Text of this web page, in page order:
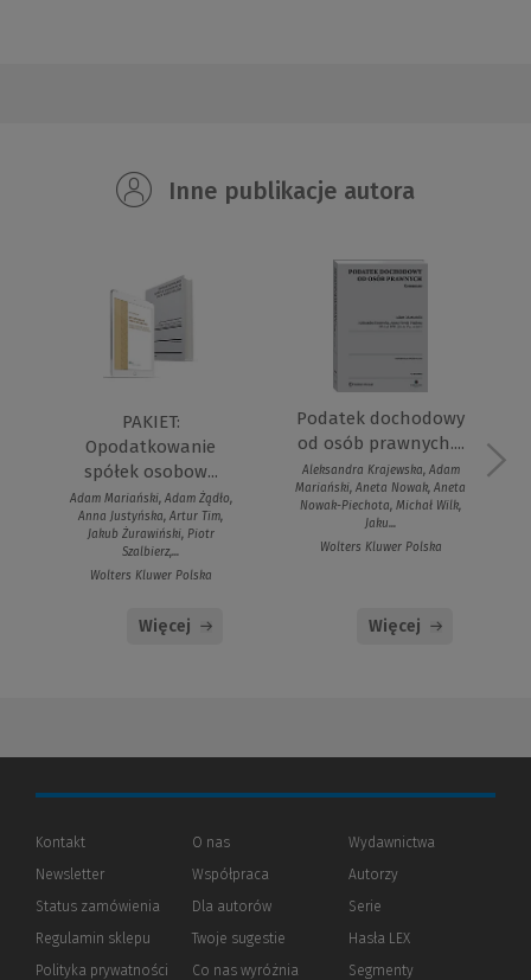
Inne publikacje autora
PAKIET:
Opodatkowanie
spółek osobow...
Adam Mariański, Adam Żądło,
Anna Justyńska, Artur Tim,
Jakub Żurawiński, Piotr
Szalbierz,...
Wolters Kluwer Polska
Więcej
Podatek dochodowy
od osób prawnych....
Aleksandra Krajewska, Adam
Mariański, Aneta Nowak, Aneta
Nowak-Piechota, Michał Wilk,
Jaku...
Wolters Kluwer Polska
Więcej
Kontakt
Newsletter
Status zamówienia
Regulamin sklepu
Polityka prywatności (Nowe
(Link
O nas
Współpraca
Dla autorów(Nowe
(Link
innej
Twoje sugestie
Co nas wyróżnia
Wydawnictwa
Autorzy
Serie
Hasła LEX
Segmenty